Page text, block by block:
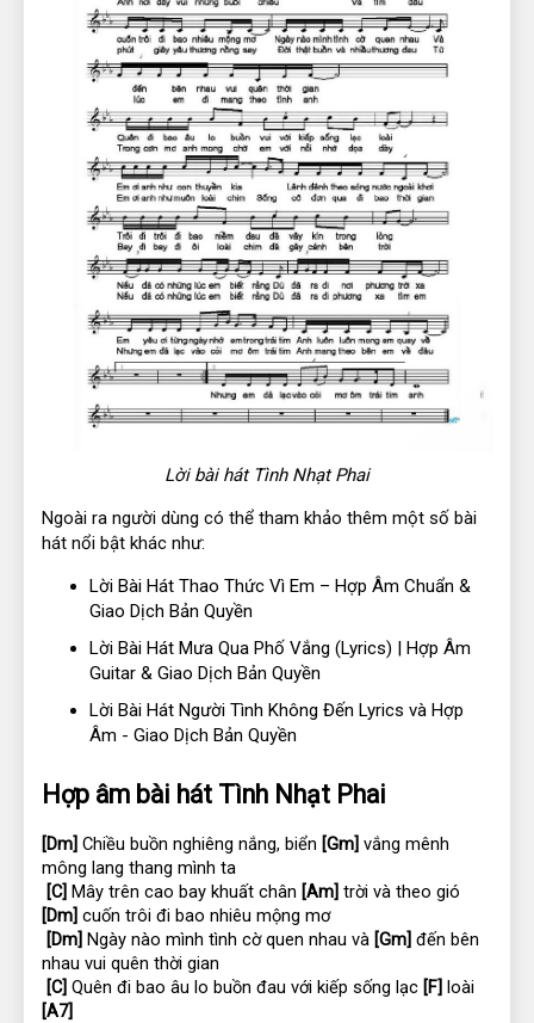
Lời bài hát Tình Nhạt Phai
Ngoài ra người dùng có thể tham khảo thêm một số bài
hát nổi bật khác như:
Lời Bài Hát Thao Thức Vì Em – Hợp Âm Chuẩn &
Giao Dịch Bản Quyền
Lời Bài Hát Mưa Qua Phố Vắng (Lyrics) | Hợp Âm
Guitar & Giao Dịch Bản Quyền
Lời Bài Hát Người Tình Không Đến Lyrics và Hợp
Âm - Giao Dịch Bản Quyền
Hợp âm bài hát Tình Nhạt Phai
[Dm] Chiều buồn nghiêng nắng, biển [Gm] vắng mênh
mông lang thang mình ta
[C] Mây trên cao bay khuất chân [Am]
[Dm] cuốn trôi đi bao nhiêu mộng mơ
[Dm] Ngày nào mình tình cờ quen nhau và [Gm] đến bên
nhau vui quên thời gian
[C] Quên đi bao âu lo buồn đau với kiếp sống lạc [F]
[A7]